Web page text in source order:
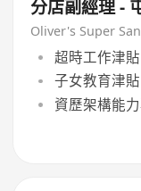
分店副經理 -
Oliver's Super
超時工作津
子女教育津
資歷架構能